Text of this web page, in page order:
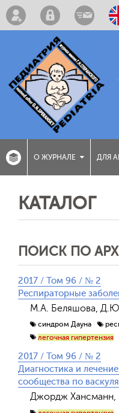
О ЖУРНАЛЕ ДЛЯ
КАТАЛОГ
ПОИСК ПО
2017 / Том 96 / № 2
Респираторные
М.А. Беляшова,
синдром Дауна
легочная гипертензия
2017 / Том 96 / № 2
Диагностика и
сообщества по
Джордж Хансманн,